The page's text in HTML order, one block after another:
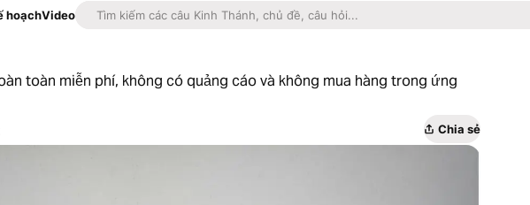
hoạchVideo
toàn miễn phí, không có quảng cáo và không mua hàng trong ứng
Chia sẻ